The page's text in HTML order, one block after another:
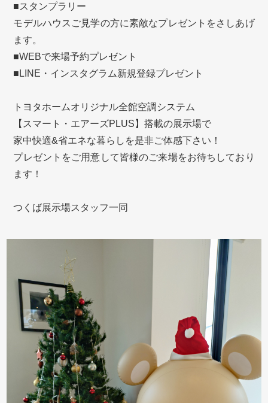
■スタンプラリー
モデルハウスご見学の方に素敵なプレゼントをさしあげ
ます。
■WEBで来場予約プレゼント
■LINE・インスタグラム新規登録プレゼント
トヨタホームオリジナル全館空調システム
【スマート・エアーズPLUS】搭載の展示場で
家中快適&省エネな暮らしを是非ご体感下さい！
プレゼントをご用意して皆様のご来場をお待ちしており
ます！
つくば展示場スタッフ一同